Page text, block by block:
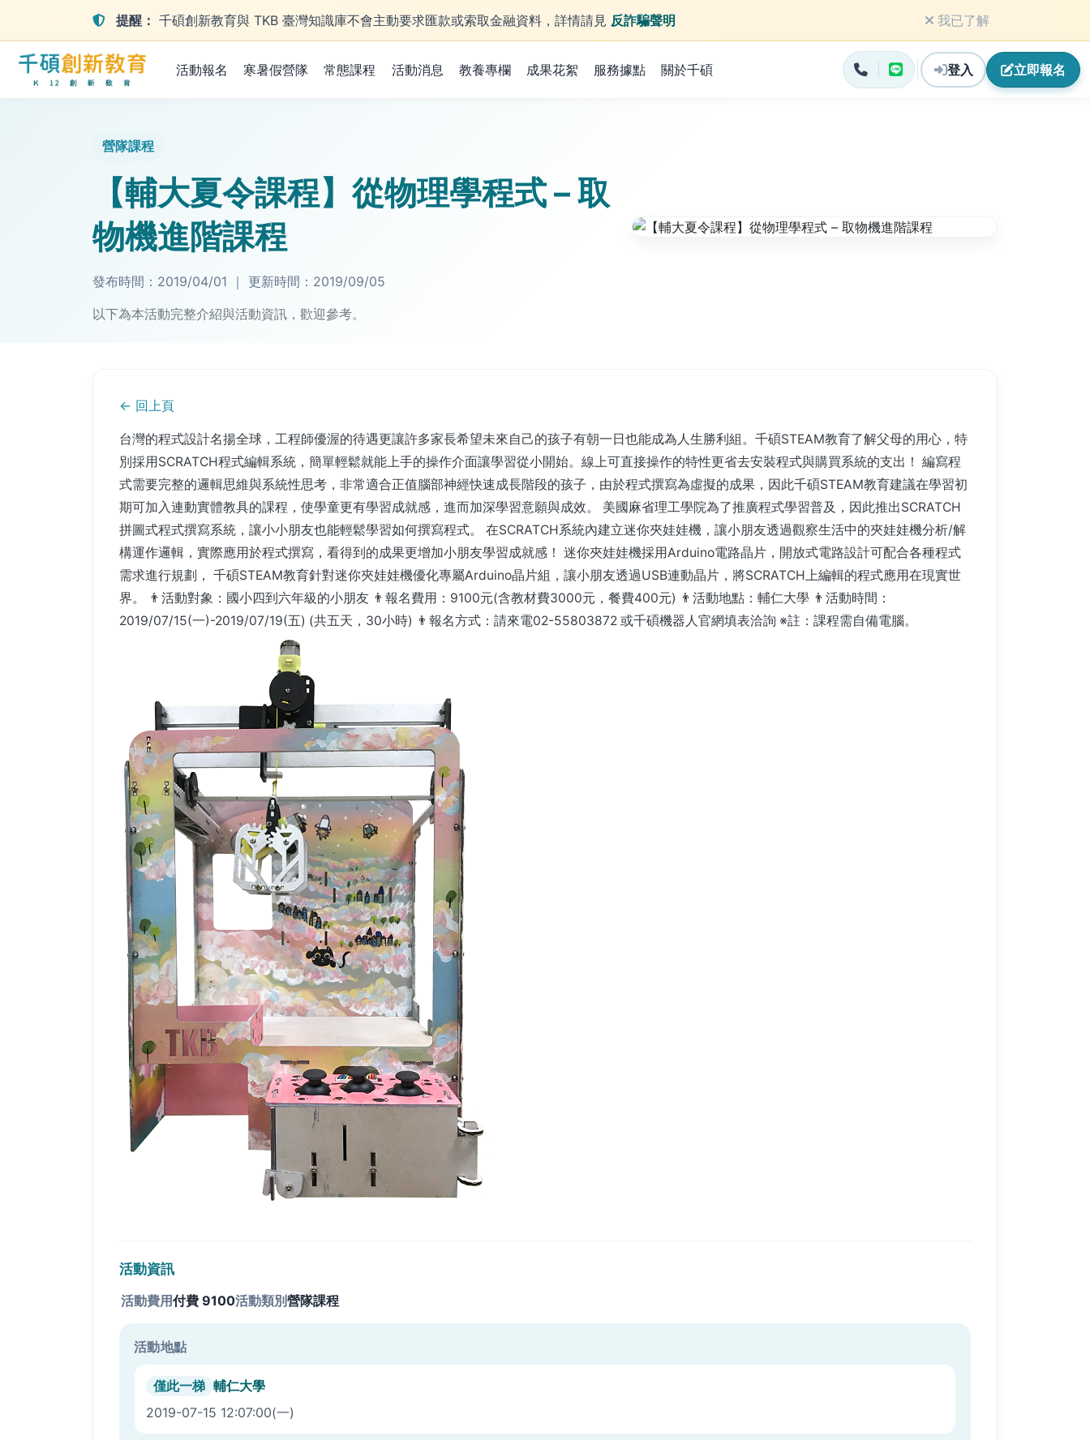
提醒： 千碩創新教育與 TKB 臺灣知識庫不會主動要求匯款或索取金融資料，詳情請見 反詐騙聲明 我已了解
登入 立即報名
活動報名 寒暑假營隊 常態課程 活動消息 教養專欄 成果花絮 服務據點 關於千碩
營隊課程
【輔大夏令課程】從物理學程式 – 取
物機進階課程
發布時間： 2019/04/01 ｜ 更新時間： 2019/09/05
以下為本活動完整介紹與活動資訊，歡迎參考。
← 回上頁
台灣的程式設計名揚全球，工程師優渥的待遇更讓許多家長希望未來自己的孩子有朝一日也能成為人生勝利組。千碩STEAM教育了解父母的用心，特
別採用SCRATCH程式編輯系統，簡單輕鬆就能上手的操作介面讓學習從小開始。線上可直接操作的特性更省去安裝程式與購買系統的支出！ 編寫程
式需要完整的邏輯思維與系統性思考，非常適合正值腦部神經快速成長階段的孩子，由於程式撰寫為虛擬的成果，因此千碩STEAM教育建議在學習初
期可加入連動實體教具的課程，使學童更有學習成就感，進而加深學習意願與成效。 美國麻省理工學院為了推廣程式學習普及，因此推出SCRATCH
拼圖式程式撰寫系統，讓小小朋友也能輕鬆學習如何撰寫程式。 在SCRATCH系統內建立迷你夾娃娃機，讓小朋友透過觀察生活中的夾娃娃機分析/解
構運作邏輯，實際應用於程式撰寫，看得到的成果更增加小朋友學習成就感！ 迷你夾娃娃機採用Arduino電路晶片，開放式電路設計可配合各種程式
需求進行規劃， 千碩STEAM教育針對迷你夾娃娃機優化專屬Arduino晶片組，讓小朋友透過USB連動晶片，將SCRATCH上編輯的程式應用在現實世
界。 👨活動對象：國小四到六年級的小朋友 👨報名費用：9100元(含教材費3000元，餐費400元) 👨活動地點：輔仁大學 👨活動時間：
2019/07/15(一)-2019/07/19(五) (共五天，30小時) 👨報名方式：請來電02-55803872 或千碩機器人官網填表洽詢 ※註：課程需自備電腦。
活動資訊
活動費用付費9100活動類別營隊課程
活動地點
僅此一梯 輔仁大學
2019-07-15 12:07:00(一)